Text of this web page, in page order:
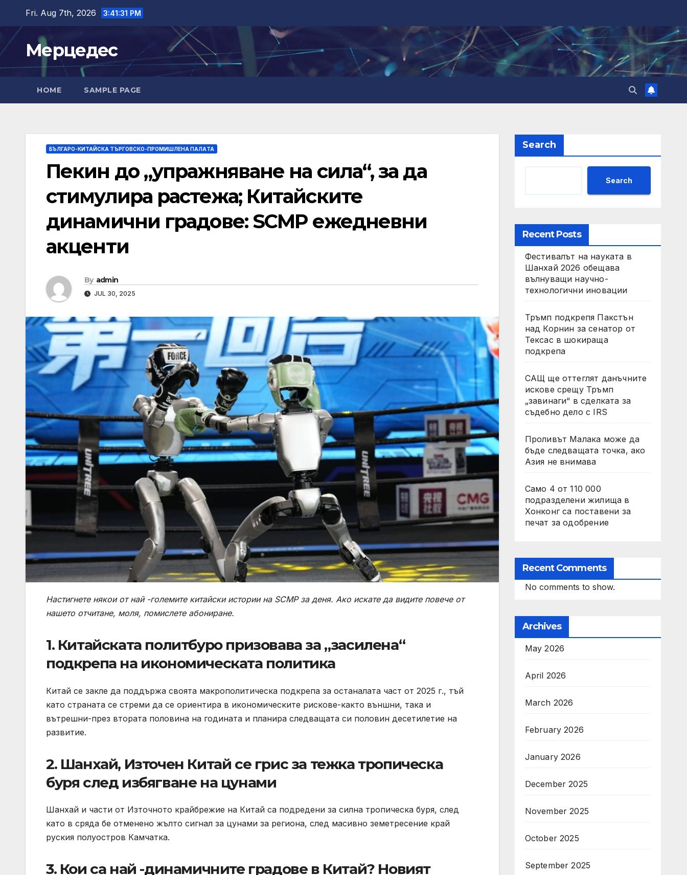
content
Fri. Aug 7th, 2026 3:41:32 PM
Мерцедес
HOME SAMPLE PAGE
БЪЛГАРО-КИТАЙСКА ТЪРГОВСКО-ПРОМИШЛЕНА ПАЛAТА
Пекин до „упражняване на сила“, за да
стимулира растежа; Китайските
динамични градове: SCMP ежедневни
акценти
By admin
JUL 30, 2025
Настигнете някои от най -големите китайски истории на SCMP за деня. Ако искате да видите повече от
нашето отчитане, моля, помислете абониране.
1. Китайската политбуро призовава за „засилена“
подкрепа на икономическата политика
Китай се закле да поддържа своята макрополитическа подкрепа за останалата част от 2025 г., тъй
като страната се стреми да се ориентира в икономическите рискове-както външни, така и
вътрешни-през втората половина на годината и планира следващата си половин десетилетие на
развитие.
2. Шанхай, Източен Китай се грис за тежка тропическа
буря след избягване на цунами
Шанхай и части от Източното крайбрежие на Китай са подредени за силна тропическа буря, след
като в сряда бе отменено жълто сигнал за цунами за региона, след масивно земетресение край
руския полуостров Камчатка.
3. Кои са най -динамичните градове в Китай? Новият
Search
Search
Recent Posts
Фестивалът на науката в
Шанхай 2026 обещава
вълнуващи научно-
технологични иновации
Тръмп подкрепя Пакстън
над Корнин за сенатор от
Тексас в шокираща
подкрепа
САЩ ще оттеглят данъчните
искове срещу Тръмп
„завинаги“ в сделката за
съдебно дело с IRS
Проливът Малака може да
бъде следващата точка, ако
Азия не внимава
Само 4 от 110 000
подразделени жилища в
Хонконг са поставени за
печат за одобрение
Recent Comments
No comments to show.
Archives
May 2026
April 2026
March 2026
February 2026
January 2026
December 2025
November 2025
October 2025
September 2025